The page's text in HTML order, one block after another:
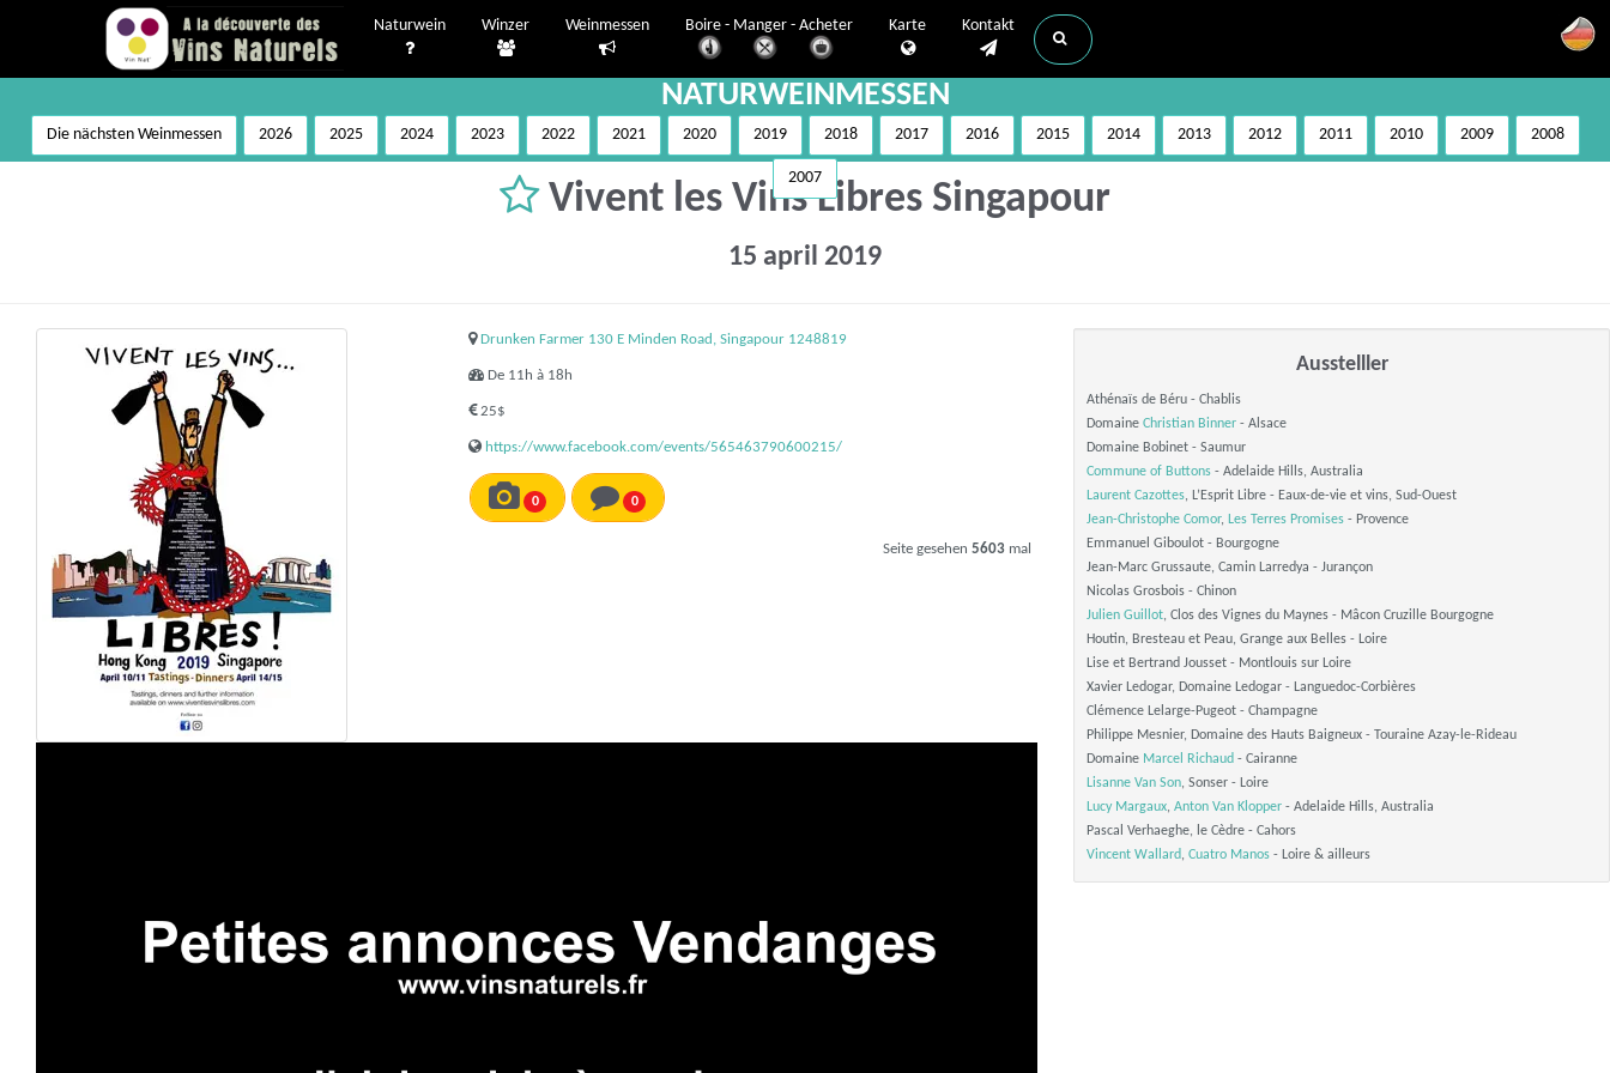
Naturwein Winzer Weinmessen Boire - Manger - Acheter Karte Kontakt
NATURWEINMESSEN
Die nächsten Weinmessen 2026 2025 2024 2023 2022 2021 2020 2019 2018 2017 2016 2015 2014 2013 2012 2011 2010 2009 2008
2007
Vivent les Vins Libres Singapour
15 april 2019
Drunken Farmer 130 E Minden Road, Singapour 1248819
De 11h à 18h
25$
https://www.facebook.com/events/565463790600215/
0 0
Seite gesehen 5603mal
Ausstelller
Athénaïs de Béru - Chablis
Domaine Christian Binner - Alsace
Domaine Bobinet - Saumur
Commune of Buttons - Adelaide Hills, Australia
Laurent Cazottes, L’Esprit Libre - Eaux-de-vie et vins, Sud-Ouest
Jean-Christophe Comor, Les Terres Promises - Provence
Emmanuel Giboulot - Bourgogne
Jean-Marc Grussaute, Camin Larredya - Jurançon
Nicolas Grosbois - Chinon
Julien Guillot, Clos des Vignes du Maynes - Mâcon Cruzille Bourgogne
Houtin, Bresteau et Peau, Grange aux Belles - Loire
Lise et Bertrand Jousset - Montlouis sur Loire
Xavier Ledogar, Domaine Ledogar - Languedoc-Corbières
Clémence Lelarge-Pugeot - Champagne
Philippe Mesnier, Domaine des Hauts Baigneux - Touraine Azay-le-Rideau
Domaine Marcel Richaud - Cairanne
Lisanne Van Son, Sonser - Loire
Lucy Margaux, Anton Van Klopper - Adelaide Hills, Australia
Pascal Verhaeghe, le Cèdre - Cahors
Vincent Wallard, Cuatro Manos - Loire & ailleurs